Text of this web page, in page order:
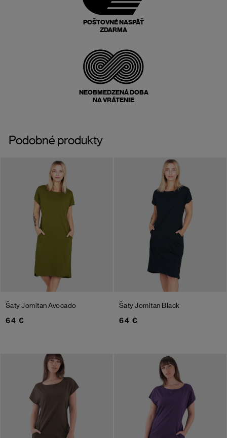
POŠTOVNÉ NASPÄŤ
ZDARMA
NEOBMEDZENÁ DOBA
NA VRÁTENIE
Podobné produkty
Šaty JomitanAvocado
64 €
Šaty Jomitan Black
64 €